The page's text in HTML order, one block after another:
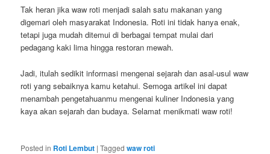
Tak heran jika waw roti menjadi salah satu makanan yang
digemari oleh masyarakat Indonesia. Roti ini tidak hanya enak,
tetapi juga mudah ditemui di berbagai tempat mulai dari
pedagang kaki lima hingga restoran mewah.
Jadi, itulah sedikit informasi mengenai sejarah dan asal-usul waw
roti yang sebaiknya kamu ketahui. Semoga artikel ini dapat
menambah pengetahuanmu mengenai kuliner Indonesia yang
kaya akan sejarah dan budaya. Selamat menikmati waw roti!
Posted in Roti Lembut |Tagged waw roti